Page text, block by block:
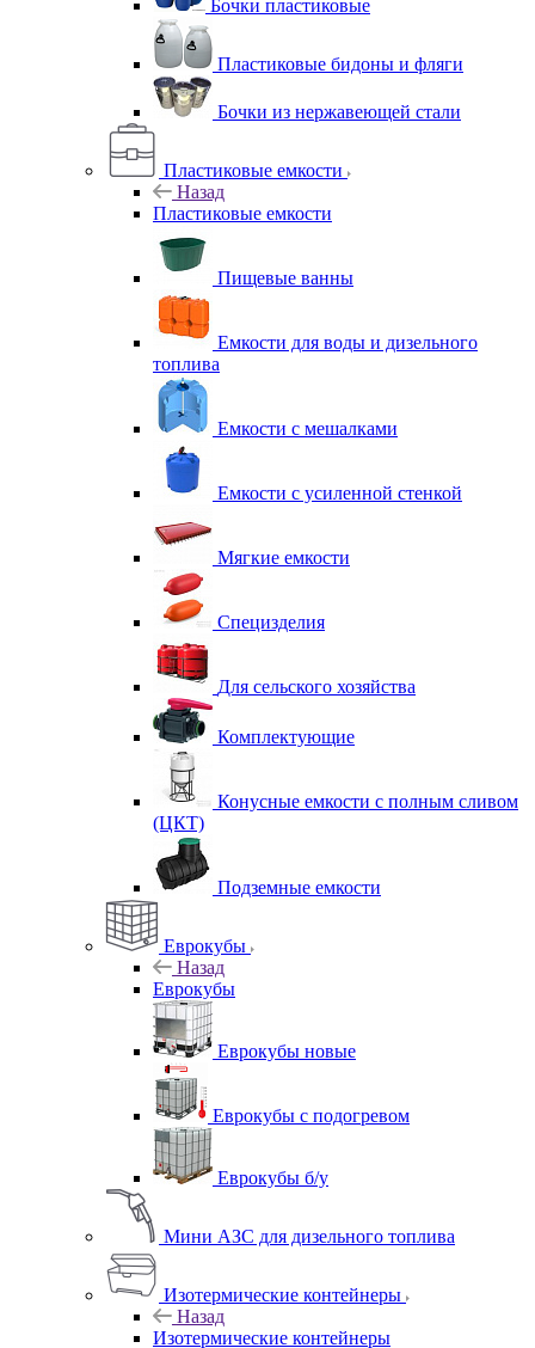
Бочки пластиковые
Пластиковые бидоны и фляги
Бочки из нержавеющей стали
Пластиковые емкости
Назад
Пластиковые емкости
Пищевые ванны
Емкости для воды и дизельного
топлива
Емкости с мешалками
Емкости с усиленной стенкой
Мягкие емкости
Специзделия
Для сельского хозяйства
Комплектующие
Конусные емкости с полным сливом
(ЦКТ)
Подземные емкости
Еврокубы
Назад
Еврокубы
Еврокубы новые
Еврокубы с подогревом
Еврокубы б/у
Мини АЗС для дизельного топлива
Изотермические контейнеры
Назад
Изотермические контейнеры